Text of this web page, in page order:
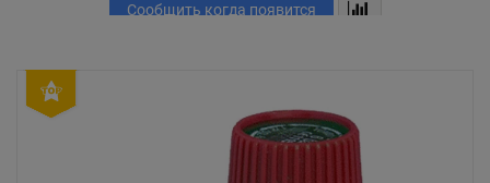
Сообщить когда появится